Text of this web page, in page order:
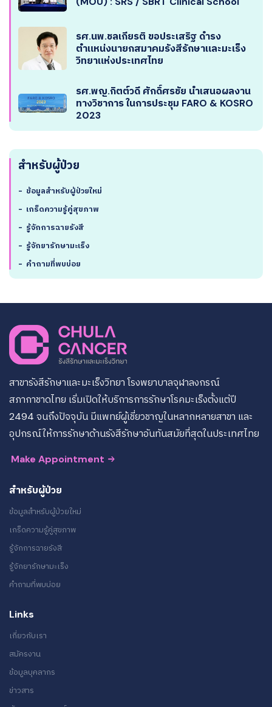
รศ.นพ.ชลเกียรติ ขอประเสริฐ ดำรง
ตำแหน่งนายกสมาคมรังสีรักษาและมะเร็ง
วิทยาแห่งประเทศไทย
รศ.พญ.กิตต์วดี ศักดิ์ศรชัย นำเสนอผลงาน
ทางวิชาการ ในการประชุม FARO & KOSRO
2023
สำหรับผู้ป่วย
- ข้อมูลสำหรับผู้ป่วยใหม่
- เกร็ดความรู้คู่สุขภาพ
- รู้จักการฉายรังสี
- รู้จักยารักษามะเร็ง
- คำถามที่พบบ่อย
สาขารังสีรักษาและมะเร็งวิทยา โรงพยาบาลจุฬาลงกรณ์
สภากาชาดไทย เริ่มเปิดให้บริการการรักษาโรคมะเร็งตั้งแต่ปี
2494 จนถึงปัจจุบัน มีแพทย์ผู้เชี่ยวชาญในหลากหลายสาขา และ
อุปกรณ์ให้การรักษาด้านรังสีรักษาอันทันสมัยที่สุดในประเทศไทย
Make Appointment
สำหรับผู้ป่วย
ข้อมูลสำหรับผู้ป่วยใหม่
เกร็ดความรู้คู่สุขภาพ
รู้จักการฉายรังสี
รู้จักยารักษามะเร็ง
คำถามที่พบบ่อย
Links
เกี่ยวกับเรา
สมัครงาน
ข้อมูลบุคลากร
ข่าวสาร